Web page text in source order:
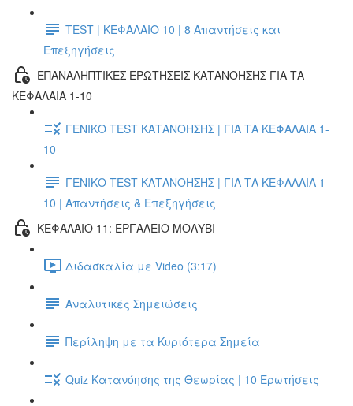
TEST | ΚΕΦΑΛΑΙΟ 10 | 8 Απαντήσεις και
Επεξηγήσεις
ΕΠΑΝΑΛΗΠΤΙΚΕΣ ΕΡΩΤΗΣΕΙΣ ΚΑΤΑΝΟΗΣΗΣ ΓΙΑ ΤΑ
ΚΕΦΑΛΑΙΑ 1-10
ΓΕΝΙΚΟ TEST ΚΑΤΑΝΟΗΣΗΣ | ΓΙΑ ΤΑ ΚΕΦΑΛΑΙΑ 1-
10
ΓΕΝΙΚΟ TEST ΚΑΤΑΝΟΗΣΗΣ | ΓΙΑ ΤΑ ΚΕΦΑΛΑΙΑ 1-
10 | Απαντήσεις & Επεξηγήσεις
ΚΕΦΑΛΑΙΟ 11: ΕΡΓΑΛΕΙΟ ΜΟΛΥΒΙ
Διδασκαλία με Video (3:17)
Αναλυτικές Σημειώσεις
Περίληψη με τα Κυριότερα Σημεία
Quiz Κατανόησης της Θεωρίας | 10 Ερωτήσεις